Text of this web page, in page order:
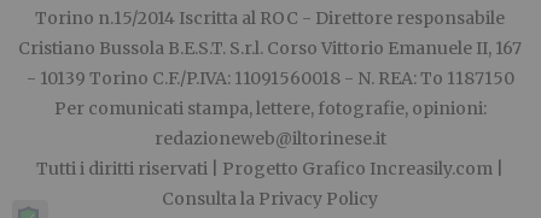
Torino n.15/2014 Iscritta al ROC - Direttore responsabile
Cristiano Bussola B.E.S.T. S.r.l. Corso Vittorio Emanuele II, 167
- 10139 Torino C.F./P.IVA: 11091560018 - N. REA: To 1187150
Per comunicati stampa, lettere, fotografie, opinioni:
redazioneweb@iltorinese.it
Tutti i diritti riservati | Progetto Grafico Increasily.com
Consulta la Privacy Policy